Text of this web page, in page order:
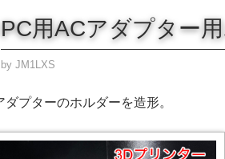
PC用ACアダプター
by JM1LXS
プターのホルダーを造形。